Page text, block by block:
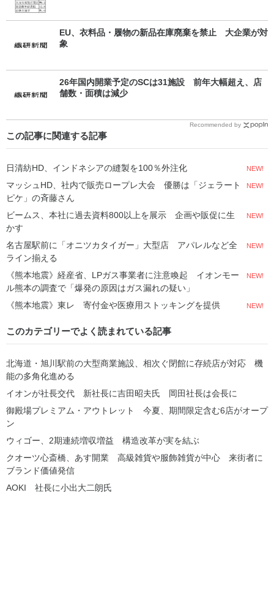
EU、衣料品・履物の新品在庫廃棄を禁止 大企業が対
象
26年国内開業予定のSCは31施設 前年大幅超え、店
舗数・面積は減少
Recommended by
この記事に関連する記事
日清紡HD、インドネシアの縫製を100％外注化 NEW!
マッシュHD、社内で販売ロープレ大会 優勝は「ジェラート
ピケ」の斉藤さん
NEW!
ビームス、本社に過去資料800以上を展示 企画や販促に生
かす
NEW!
名古屋駅前に「オニツカタイガー」大型店 アパレルなど全
ライン揃える
NEW!
《熊本地震》経産省、LPガス事業者に注意喚起 イオンモー
ル熊本の調査で「爆発の原因はガス漏れの疑い」
NEW!
《熊本地震》東レ 寄付金や医療用ストッキングを提供 NEW!
このカテゴリーでよく読まれている記事
北海道・旭川駅前の大型商業施設、相次ぐ閉館に存続店が対応 機
能の多角化進める
イオンが社長交代 新社長に吉田昭夫氏 岡田社長は会長に
御殿場プレミアム・アウトレット 今夏、期間限定含む6店がオープ
ン
ウィゴー、2期連続増収増益 構造改革が実を結ぶ
クオーツ心斎橋、あす開業 高級雑貨や服飾雑貨が中心 来街者に
ブランド価値発信
AOKI 社長に小出大二朗氏